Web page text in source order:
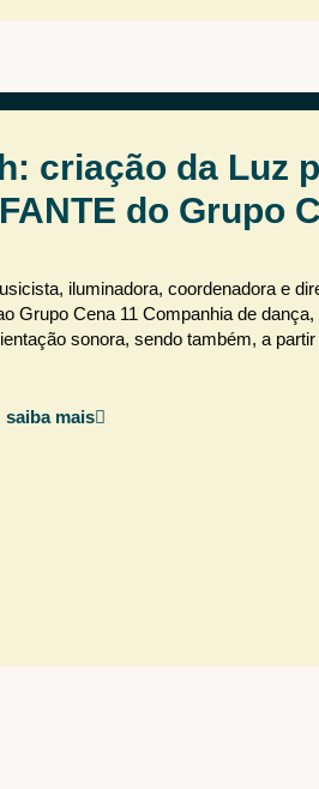
criação da Luz
do Grupo
iluminadora, coordenadora e
Grupo Cena 11 Companhia de
sonora, sendo também, a
saiba mais